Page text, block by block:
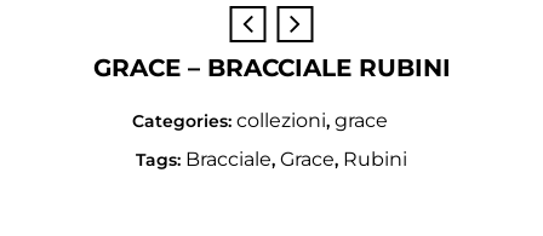
GRACE – BRACCIALE RUBINI
Categories: collezioni, grace
Tags: Bracciale, Grace, Rubini